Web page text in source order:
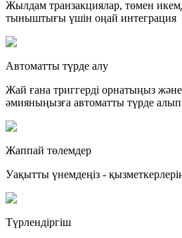
Жылдам транзакциялар, төмен
тыныштығы үшін оңай интеграция
Автоматты түрде алу
Жай ғана триггерді орнатыңыз
әмияныңызға автоматты түрде алып
Жаппай төлемдер
Уақытты үнемдеңіз -
Түрлендіргіш